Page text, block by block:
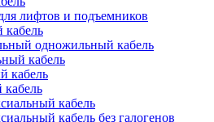
лифтов и подъемников
кабель
одножильный кабель
кабель
кабель
кабель
кабель
кабель без галогенов